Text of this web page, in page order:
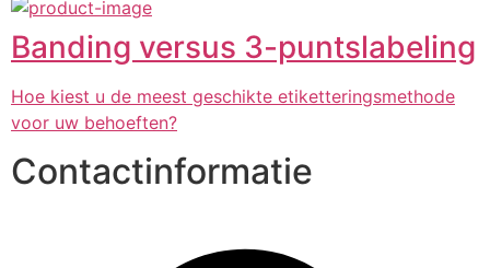
Banding versus 3-puntslabeling
Hoe kiest u de meest geschikte etiketteringsmethode
voor uw behoeften?
Contactinformatie